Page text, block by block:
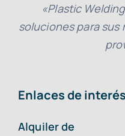
«Plastic
soluciones para
Enlaces de interés
Alquiler de